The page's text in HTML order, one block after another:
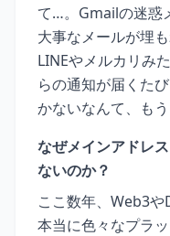
て…。Gmailの迷惑
大事なメールが埋
LINEやメルカリみ
らの通知が届くた
かないなんて、も
なぜメインアドレ
ないのか？
ここ数年、Web3や
本当に色々なプラ